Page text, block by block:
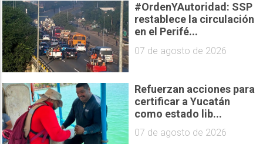
#OrdenYAutoridad: SSP
restablece la circulación
en el Perifé...
07 de agosto de 2026
Refuerzan acciones para
certificar a Yucatán
como estado lib...
07 de agosto de 2026